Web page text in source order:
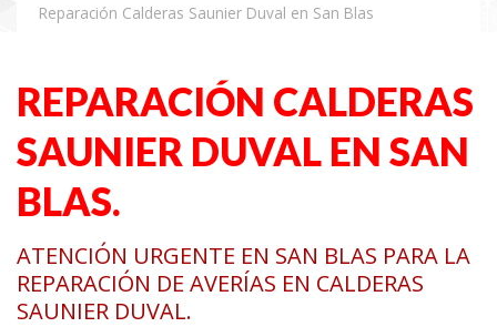
Reparación Calderas Saunier Duval en San Blas
REPARACIÓN CALDERAS
SAUNIER DUVAL EN SAN
BLAS.
ATENCIÓN URGENTE EN SAN BLAS PARA LA
REPARACIÓN DE AVERÍAS EN CALDERAS
SAUNIER DUVAL.